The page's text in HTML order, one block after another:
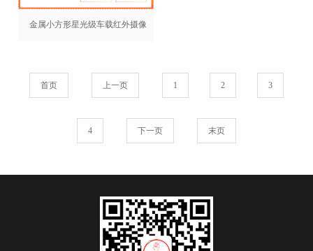
金属小方形星光级车载红外摄像
首页 上一页 1 2 3
4 下一页 末页